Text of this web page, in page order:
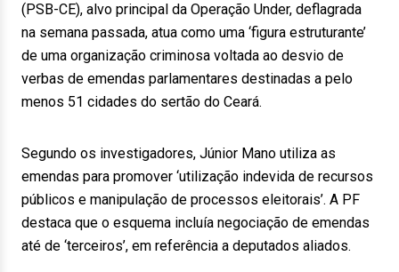
(PSB-CE), alvo principal da Operação Under, deflagrada
na semana passada, atua como uma ‘figura estruturante’
de uma organização criminosa voltada ao desvio de
verbas de emendas parlamentares destinadas a pelo
menos 51 cidades do sertão do Ceará.
Segundo os investigadores, Júnior Mano utiliza as
emendas para promover ‘utilização indevida de recursos
públicos e manipulação de processos eleitorais’. A PF
destaca que o esquema incluía negociação de emendas
até de ‘terceiros’, em referência a deputados aliados.